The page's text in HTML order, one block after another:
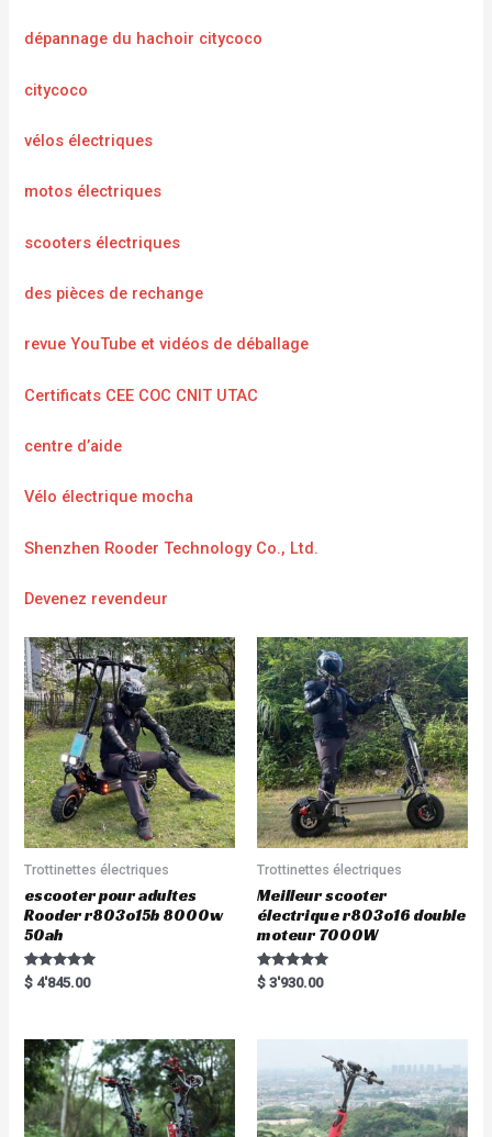
dépannage du hachoir citycoco
citycoco
vélos électriques
motos électriques
scooters électriques
des pièces de rechange
revue YouTube et vidéos de déballage
Certificats CEE COC CNIT UTAC
centre d’aide
Vélo électrique mocha
Shenzhen Rooder Technology Co., Ltd.
Devenez revendeur
Trottinettes électriques
escooter pour adultes
Rooder r803o15b 8000w
50ah
Rated
5.00
$ 4'845.00
Trottinettes électriques
Meilleur scooter
électrique r803o16 double
moteur 7000W
Rated
5.00
$ 3'930.00